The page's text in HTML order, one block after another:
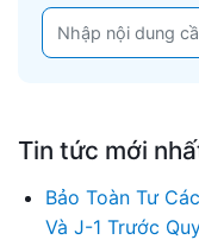
Tin tức mới
Bảo Toàn Tư
Và J-1 Trước